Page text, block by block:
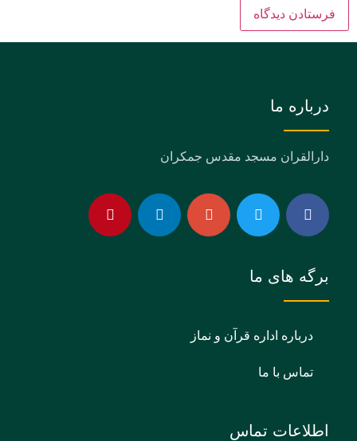
درباره ما
دارالقران مسجد مقدس جمکران
برگه های ما
درباره اداره قرآن و نماز
تماس با ما
اطلاعات تماس